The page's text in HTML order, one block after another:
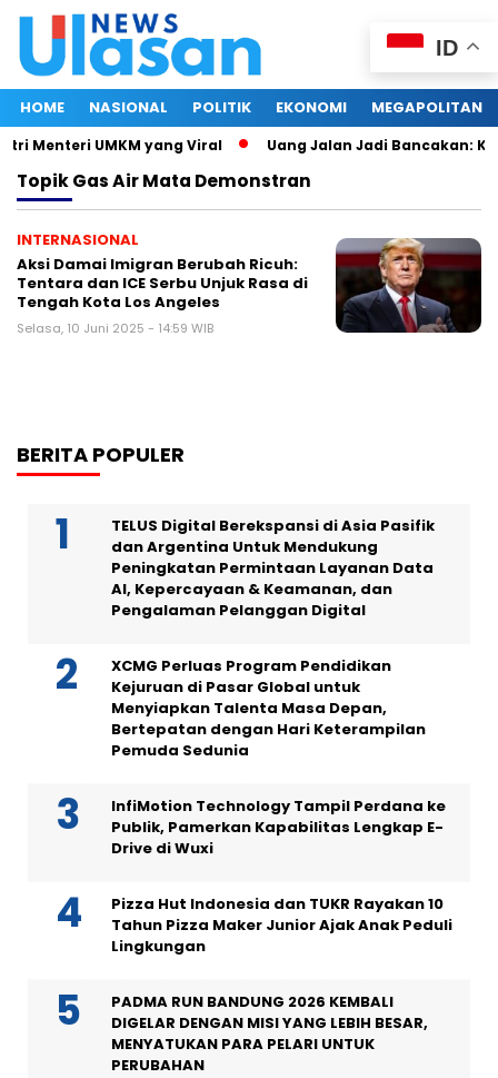
HOME NASIONAL POLITIK EKONOMI MEGAPOLITAN
Menteri UMKM yang Viral Uang Jalan Jadi Bancakan:
TopikGas Air Mata Demonstran
INTERNASIONAL
Aksi Damai Imigran Berubah Ricuh:
Tentara dan ICE Serbu Unjuk Rasa di
Tengah Kota Los Angeles
Selasa, 10 Juni 2025 - 14:59 WIB
BERITA POPULER
TELUS Digital Berekspansi di Asia Pasifik
dan Argentina Untuk Mendukung
Peningkatan Permintaan Layanan Data
AI, Kepercayaan & Keamanan, dan
Pengalaman Pelanggan Digital
XCMG Perluas Program Pendidikan
Kejuruan di Pasar Global untuk
Menyiapkan Talenta Masa Depan,
Bertepatan dengan Hari Keterampilan
Pemuda Sedunia
InfiMotion Technology Tampil Perdana ke
Publik, Pamerkan Kapabilitas Lengkap E-
Drive di Wuxi
Pizza Hut Indonesia dan TUKR Rayakan 10
Tahun Pizza Maker Junior Ajak Anak Peduli
Lingkungan
PADMA RUN BANDUNG 2026 KEMBALI
DIGELAR DENGAN MISI YANG LEBIH BESAR,
MENYATUKAN PARA PELARI UNTUK
PERUBAHAN
ID